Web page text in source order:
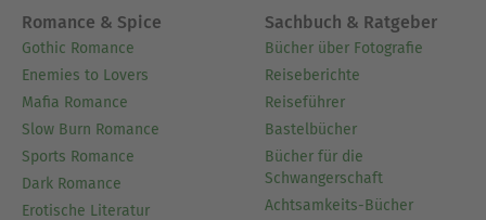
Variationen und bedeutsame Überschneidungen
in Ton und Technik hervor, um Autoren aus
verschiedenen Hintergründen miteinander zu
verbinden.- Reflexionsfragen ermutigen die Leser,
die verschiedenen Stimmen und Perspektiven
innerhalb der Sammlung zu vergleichen, und
fördern so ein tieferes Verständnis des
übergreifenden Gesprächs.
Romance & Spice
Gothic Romance
Enemies to Lovers
Mafia Romance
Slow Burn Romance
Sports Romance
Dark Romance
Erotische Literatur
Sachbuch & Ratgeber
Bücher über Fotografie
Reiseberichte
Reiseführer
Bastelbücher
Bücher für die
Schwangerschaft
Achtsamkeits-Bücher